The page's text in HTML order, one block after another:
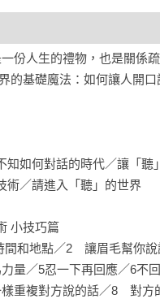
理解與溝通。
來說：
純的聲音進入耳朵，而「傾
聲。一直以來，我都認為「
「傾聽的技術」的書籍，但
不知道到底該用哪一招才能
、家人、或是同事等身旁的
社會上面對政治、社會議題
的基礎魔法：如何讓人開
知如何對話的時代／讓「聽
術／請進入「聽」的世界
小技巧篇
間和地點／2　讓眉毛幫你
量／5忍一下再回應／6不
重複對方說的話／8　對方